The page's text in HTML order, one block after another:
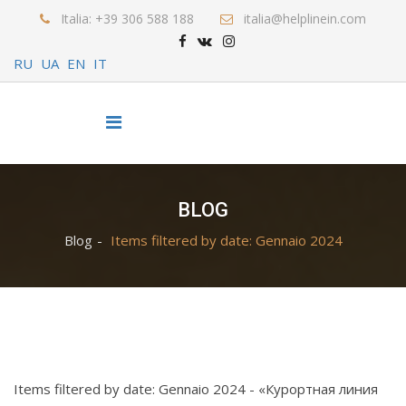
Italia: +39 306 588 188 italia@helplinein.com
RU UA EN IT
BLOG
Blog Items filtered by date: Gennaio 2024
Items filtered by date: Gennaio 2024 - «Курортная линия